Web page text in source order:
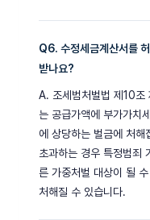
Q6. 수정세금계산서를
받나요?
A. 조세범처벌법 제10조
는 공급가액에 부가가치
에 상당하는 벌금에 처
초과하는 경우 특정범죄
른 가중처벌 대상이 될
처해질 수 있습니다.